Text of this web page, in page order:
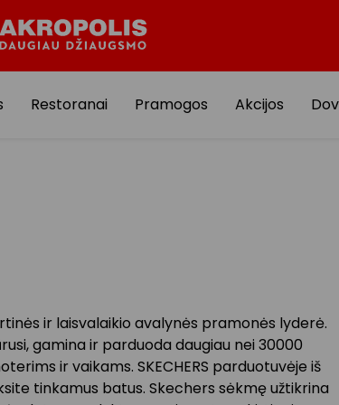
Restoranai Pramogos Akcijos
ir laisvalaikio avalynės pramonės lyderė.
gamina ir parduoda daugiau nei 30000
ir vaikams. SKECHERS parduotuvėje iš
tinkamus batus. Skechers sėkmę užtikrina